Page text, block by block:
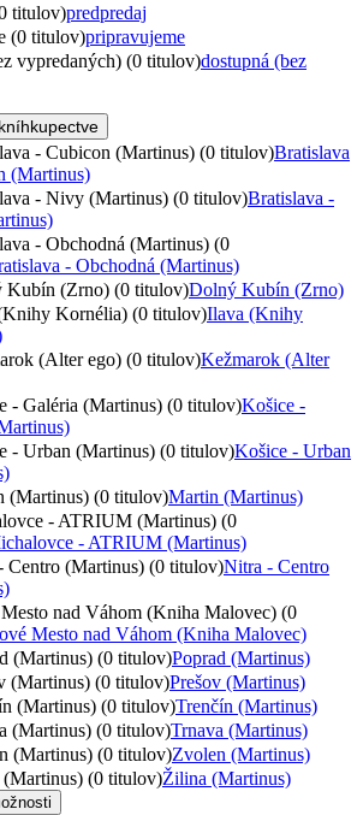
titulov)predpredaj
(0 titulov)pripravujeme
vypredaných) (0 titulov)dostupná (bez
- Cubicon (Martinus) (0 titulov)Bratislava
(Martinus)
- Nivy (Martinus) (0 titulov)Bratislava -
- Obchodná (Martinus) (0
- Obchodná (Martinus)
Kubín (Zrno) (0 titulov)Dolný Kubín (Zrno)
Kornélia) (0 titulov)Ilava (Knihy
(Alter ego) (0 titulov)Kežmarok (Alter
- Galéria (Martinus) (0 titulov)Košice -
- Urban (Martinus) (0 titulov)Košice - Urban
(Martinus) (0 titulov)Martin (Martinus)
- ATRIUM (Martinus) (0
- ATRIUM (Martinus)
Centro (Martinus) (0 titulov)Nitra - Centro
nad Váhom (Kniha Malovec) (0
Mesto nad Váhom (Kniha Malovec)
(Martinus) (0 titulov)Poprad (Martinus)
(Martinus) (0 titulov)Prešov (Martinus)
(Martinus) (0 titulov)Trenčín (Martinus)
(Martinus) (0 titulov)Trnava (Martinus)
(Martinus) (0 titulov)Zvolen (Martinus)
(0 titulov)Žilina (Martinus)